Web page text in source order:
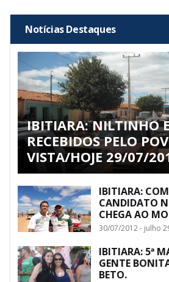
Notícias Destaques
IBITIARA: NILTINHO
RECEBIDOS PELO
VISTA/HOJE 29/07/
IBITIARA:
CANDIDATO
CHEGA AO
30/07/2012 - julho
IBITIARA: 5ª
GENTE
BETO.